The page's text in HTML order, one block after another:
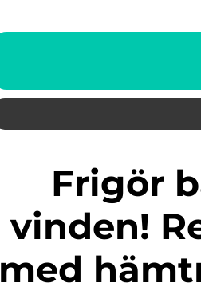
Frigör både dig själv och
vinden!
med